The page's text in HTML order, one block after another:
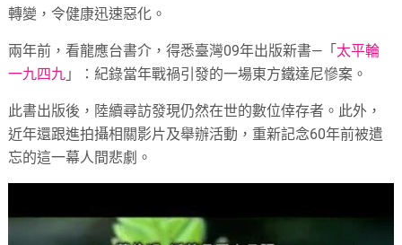
轉變，令健康迅速惡化。
兩年前，看龍應台書介，得悉臺灣09年出版新書—「 太平輪
一九四九 」：紀錄當年戰禍引發的一場東方鐵達尼慘案。
此書出版後，陸續尋訪發現仍然在世的數位倖存者。此外，
近年還跟進拍攝相關影片及舉辦活動，重新記念60年前被遣
忘的這一幕人間悲劇。